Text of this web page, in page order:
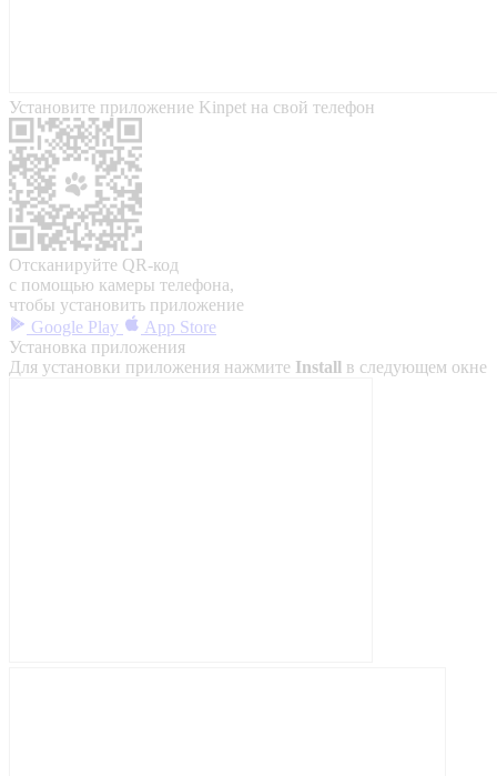
Установите приложение Kinpet на свой телефон
Отсканируйте QR-код
с помощью камеры телефона,
чтобы установить приложение
Google Play
App Store
Установка приложения
Для установки приложения нажмите Install в следующем окне